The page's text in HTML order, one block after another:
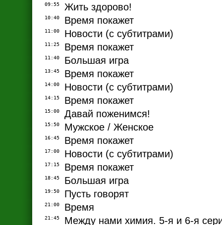
09:55 Жить здорово!
10:40 Время покажет
11:00 Новости (с субтитрами)
11:25 Время покажет
11:40 Большая игра
13:45 Время покажет
14:00 Новости (с субтитрами)
14:15 Время покажет
15:00 Давай поженимся!
15:50 Мужское / Женское
16:45 Время покажет
17:00 Новости (с субтитрами)
17:15 Время покажет
18:45 Большая игра
19:50 Пусть говорят
21:00 Время
21:45 Между нами химия. 5-я и 6-я